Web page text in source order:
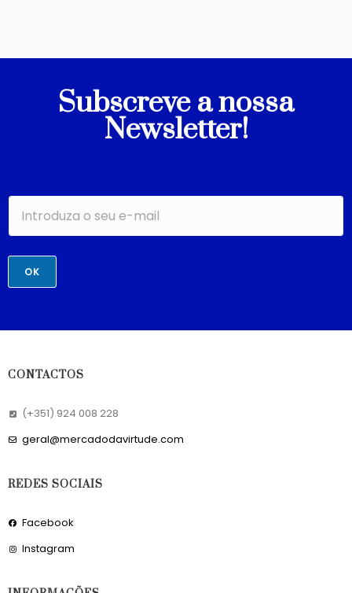
Subscreve a nossa
Newsletter!
OK
CONTACTOS
(+351) 924 008 228
geral@mercadodavirtude.com
REDES SOCIAIS
Facebook
Instagram